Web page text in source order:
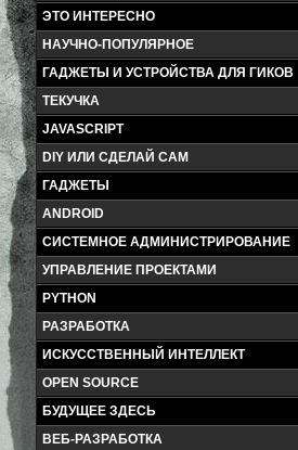
ЭТО ИНТЕРЕСНО
НАУЧНО-ПОПУЛЯРНОЕ
ГАДЖЕТЫ И УСТРОЙСТВА ДЛЯ ГИКОВ
ТЕКУЧКА
JAVASCRIPT
DIY ИЛИ СДЕЛАЙ САМ
ГАДЖЕТЫ
ANDROID
СИСТЕМНОЕ АДМИНИСТРИРОВАНИЕ
УПРАВЛЕНИЕ ПРОЕКТАМИ
PYTHON
РАЗРАБОТКА
ИСКУССТВЕННЫЙ ИНТЕЛЛЕКТ
OPEN SOURCE
БУДУЩЕЕ ЗДЕСЬ
ВЕБ-РАЗРАБОТКА